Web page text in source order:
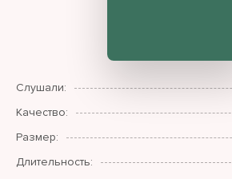
Слушали:
Качество:
Размер:
Длительность: